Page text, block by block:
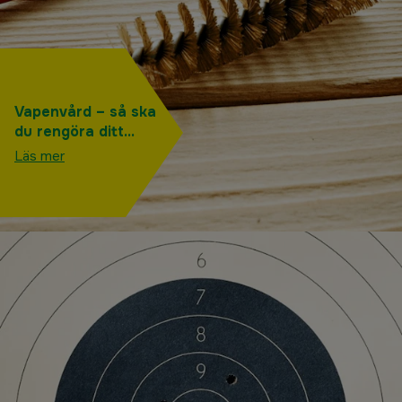
Vapenvård – så ska
du rengöra ditt
vapen
Läs mer